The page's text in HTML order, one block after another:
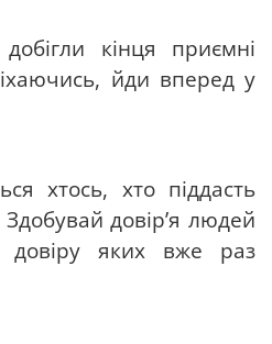
кінця приємні
йди вперед у
хтось, хто піддасть
Здобувай довір’я людей
яких вже раз